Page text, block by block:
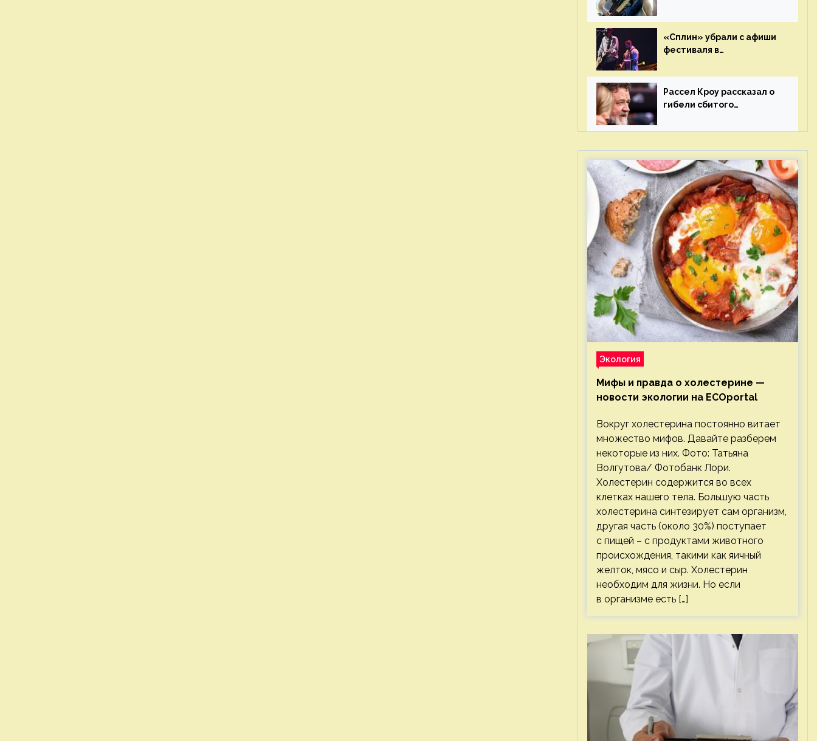
иноагента
«Сплин» убрали с афиши
фестиваля в
жалобы «Союза отцов»
Рассел Кроу рассказал о
гибели сбитого
Экология
Мифы и правда о холестерине —
новости экологии на ECOportal
Вокруг холестерина постоянно витает
множество мифов. Давайте разберем
некоторые из них. Фото: Татьяна
Волгутова/ Фотобанк Лори.
Холестерин содержится во всех
клетках нашего тела. Большую часть
холестерина синтезирует сам организм,
другая часть (около 30%) поступает
с пищей – с продуктами животного
происхождения, такими как яичный
желток, мясо и сыр. Холестерин
необходим для жизни. Но если
в организме есть […]